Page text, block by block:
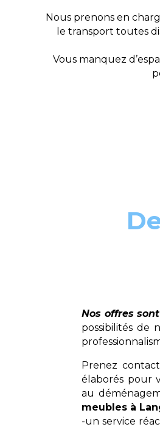
Nous prenons en
le transport toutes
Vous manquez
Nos offres
possibilités de
Prenez
élaborés pour
au
meubles à
-un service